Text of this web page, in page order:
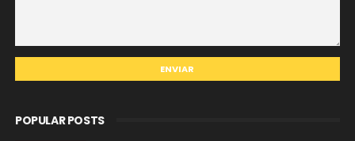
POPULAR POSTS